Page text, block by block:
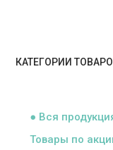
КАТЕГОРИИ
● Вся
Товары по